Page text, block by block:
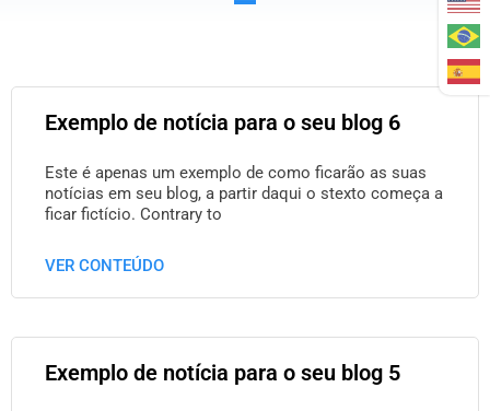
Exemplo de notícia para o seu blog 6
Este é apenas um exemplo de como ficarão as suas
notícias em seu blog, a partir daqui o stexto começa a
ficar fictício. Contrary to
VER CONTEÚDO
Exemplo de notícia para o seu blog 5